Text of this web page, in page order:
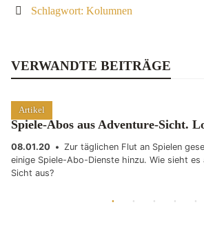
Schlagwort: Kolumnen
VERWANDTE BEITRÄGE
Artikel
Spiele-Abos aus Adventure-Sicht.
08.01.20 • Zur täglichen Flut an Spielen
einige Spiele-Abo-Dienste hinzu. Wie sieht
Sicht aus?